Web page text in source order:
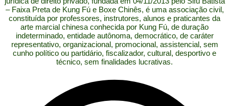
– Faixa Preta de Kung Fú e Boxe Chinês, é uma associação civil,
constituída por professores, instrutores, alunos e praticantes da
arte marcial chinesa conhecida por Kung Fú, de duração
indeterminado, entidade autônoma, democrático, de caráter
representativo, organizacional, promocional, assistencial, sem
cunho político ou partidário, fiscalizador, cultural, desportivo e
técnico, sem finalidades lucrativas.